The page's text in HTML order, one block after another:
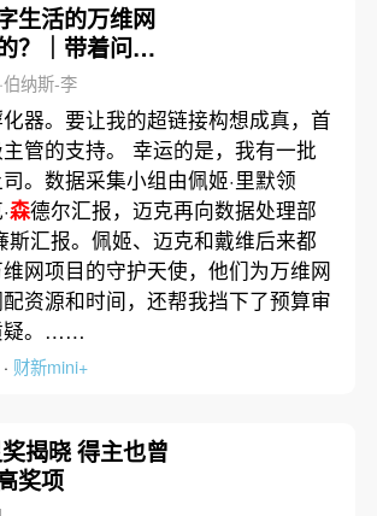
生活的万维网
？｜带着问题
纳斯-李
器。要让我的超链接构想成真，首
管的支持。 幸运的是，我有一批
。数据采集小组由佩姬·里默领
森德尔汇报，迈克再向数据处理部
斯汇报。佩姬、迈克和戴维后来都
网项目的守护天使，他们为万维网
资源和时间，还帮我挡下了预算审
疑。……
财新mini+
揭晓 得主也曾
奖项